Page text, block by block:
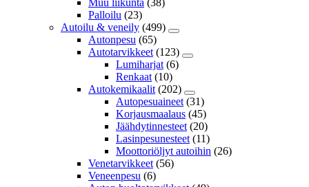
Muu liikunta (38)
Palloilu (23)
Autoilu & veneily (499)
Autonpesu (65)
Autotarvikkeet (123)
Lumiharjat (6)
Renkaat (10)
Autokemikaalit (202)
Autopesuaineet (31)
Korjausmaalaus (45)
Jäähdytinnesteet (20)
Lasinpesunesteet (11)
Moottoriöljyt autoihin (26)
Venetarvikkeet (56)
Veneenpesu (6)